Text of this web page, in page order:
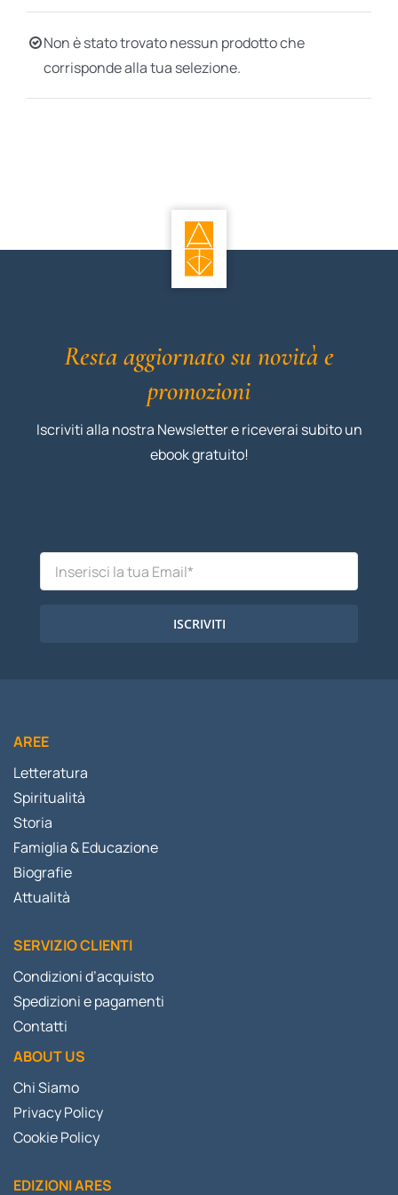
BIOGRAFIE
ATTUALITÀ
Non è stato trovato nessun prodotto che
corrisponde alla tua selezione.
Resta aggiornato su novità e
promozioni
Iscriviti alla nostra Newsletter e riceverai subito un
ebook gratuito!
ISCRIVITI
AREE
Letteratura
Spiritualità
Storia
Famiglia & Educazione
Biografie
Attualità
SERVIZIO CLIENTI
Condizioni d’acquisto
Spedizioni e pagamenti
Contatti
ABOUT US
Chi Siamo
Privacy Policy
Cookie Policy
EDIZIONI ARES